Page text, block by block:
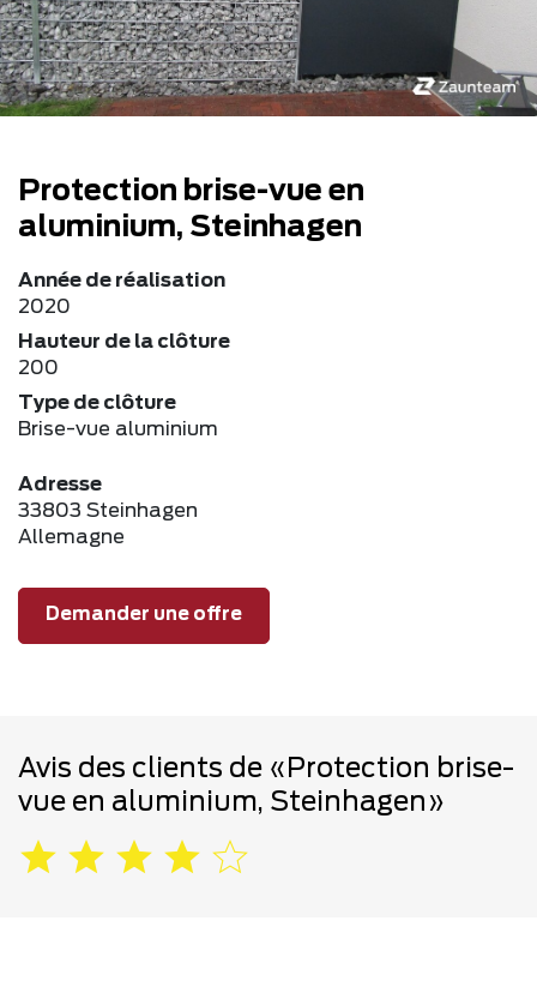
Protection brise-vue en
aluminium, Steinhagen
Année de réalisation
2020
Hauteur de la clôture
200
Type de clôture
Brise-vue aluminium
Adresse
33803 Steinhagen
Allemagne
Demander une offre
Avis des clients de «Protection brise-
vue en aluminium, Steinhagen»